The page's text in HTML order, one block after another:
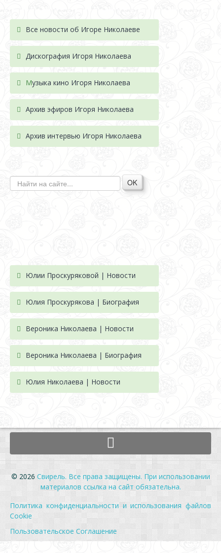
Все новости об Игоре Николаеве
Дискография Игоря Николаева
Музыка кино Игоря Николаева
Архив эфиров Игоря Николаева
Архив интервью Игоря Николаева
OK
Юлии Проскуряковой | Новости
Юлия Проскурякова | Биография
Вероника Николаева | Новости
Вероника Николаева | Биография
Юлия Николаева | Новости
© 2026 Свирель. Все права защищены. При использовании
материалов ссылка на сайт обязательна.
Политика конфиденциальности и использования файлов
Cookie
Пользовательское Соглашение